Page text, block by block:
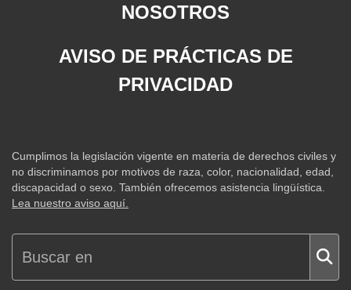
NOSOTROS
AVISO DE PRÁCTICAS DE
PRIVACIDAD
Cumplimos la legislación vigente en materia de derechos civiles y
no discriminamos por motivos de raza, color, nacionalidad, edad,
discapacidad o sexo. También ofrecemos asistencia lingüística.
Lea nuestro aviso aquí.